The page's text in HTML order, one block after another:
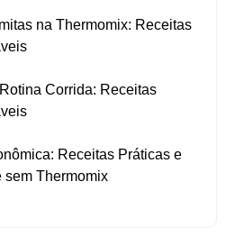
na Thermomix: Receitas
Corrida: Receitas
Receitas Práticas e
sem Thermomix